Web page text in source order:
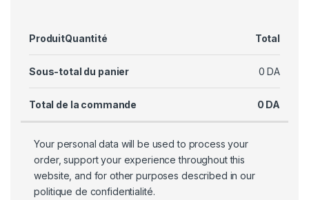
ProduitQuantité Total
Sous-total du panier 0 DA
Total de la commande 0 DA
Your personal data will be used to process your
order, support your experience throughout this
website, and for other purposes described in our
politique de confidentialité.